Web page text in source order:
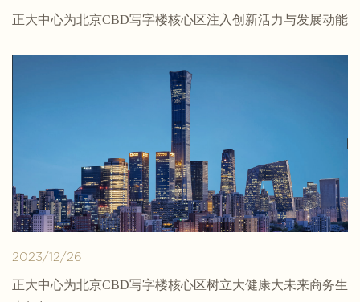
正大中心为北京CBD写字楼核心区注入创新活力与发展动能
2023/12/26
正大中心为北京CBD写字楼核心区树立大健康大未来商务生